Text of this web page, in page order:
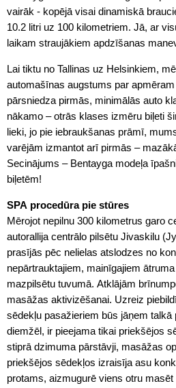
vairāk - kopējā visai dinamiskā
10.2 litri uz 100 kilometriem. Jā, ar
laikam straujākiem apdzīšanas
Lai tiktu no Tallinas uz Helsinkiem,
automašīnas augstums par
pārsniedza pirmās, minimālās auto
nākamo – otrās klases izmēru biļeti
lieki, jo pie iebraukšanas prāmī,
varējām izmantot arī pirmās –
Secinājums – Bentayga modeļa
biļetēm!
SPA procedūra pie stūres
Mērojot nepilnu 300 kilometrus garo
autorallija centrālo pilsētu Jivaskilu
prasījās pēc nelielas atslodzes no
nepārtrauktajiem, mainīgajiem
mazpilsētu tuvumā. Atklājām
masāžas aktivizēšanai. Uzreiz
sēdekļu pasažieriem būs jāņem talkā
diemžēl, ir pieejama tikai priekšējos
stiprā dzimuma pārstāvji, masāžas
priekšējos sēdekļos izraisīja asu
protams, aizmugurē viens otru masēt